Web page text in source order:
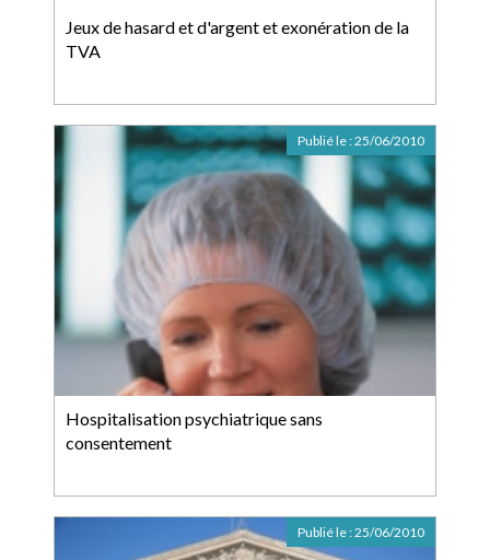
Jeux de hasard et d'argent et exonération de la
TVA
Hospitalisation psychiatrique sans
consentement
Publié le :25/06/2010
Publié le :25/06/2010